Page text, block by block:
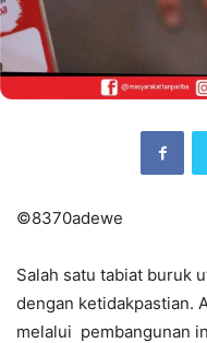
©8370adewe
Salah satu tabiat buruk
dengan ketidakpastian.
melalui pembangunan